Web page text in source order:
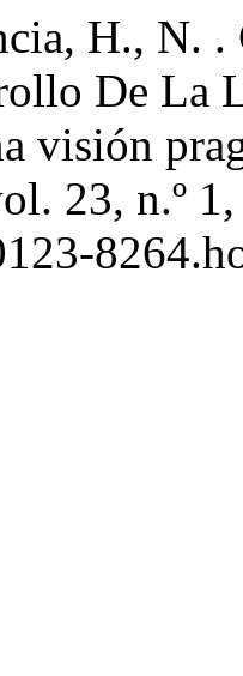
H., N. .
De La
visión
23, n.º